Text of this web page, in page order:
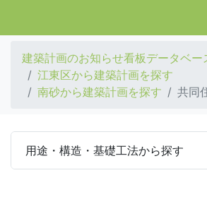
建築計画のお知らせ看板データベー
江東区から建築計画を探す
南砂から建築計画を探す
共同
用途・構造・基礎工法から探す